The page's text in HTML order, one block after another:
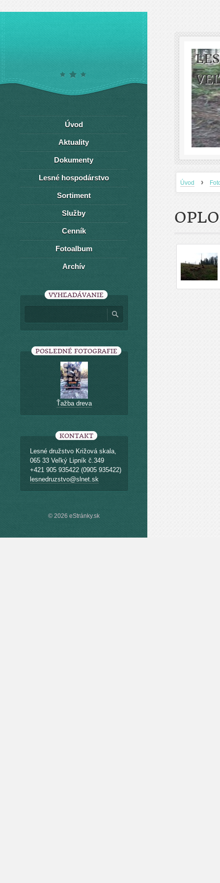
Úvod ›
Úvod
Aktuality
Dokumenty
Lesné hospodárstvo
Sortiment
Služby
Cenník
Fotoalbum
Archív
VYHĽADÁVANIE
POSLEDNÉ FOTOGRAFIE
Ťažba dreva
KONTAKT
Lesné družstvo Križová skala,
065 33 Veľký Lipník č.349
+421 905 935422 (0905 935422)
lesnedruzstvo@slnet.sk
© 2026 eStránky.sk